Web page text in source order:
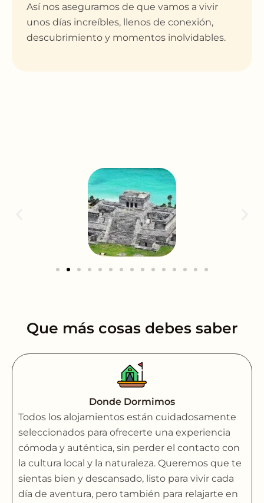
Así nos aseguramos de que vamos a vivir
unos días increíbles, llenos de conexión,
descubrimiento y momentos inolvidables.
Que más cosas debes saber
Donde Dormimos
Todos los alojamientos están cuidadosamente
seleccionados para ofrecerte una experiencia
cómoda y auténtica, sin perder el contacto con
la cultura local y la naturaleza. Queremos que te
sientas bien y descansado, listo para vivir cada
día de aventura, pero también para relajarte en